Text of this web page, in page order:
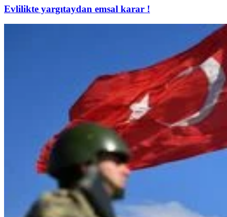
Evlilikte yargıtaydan emsal karar !